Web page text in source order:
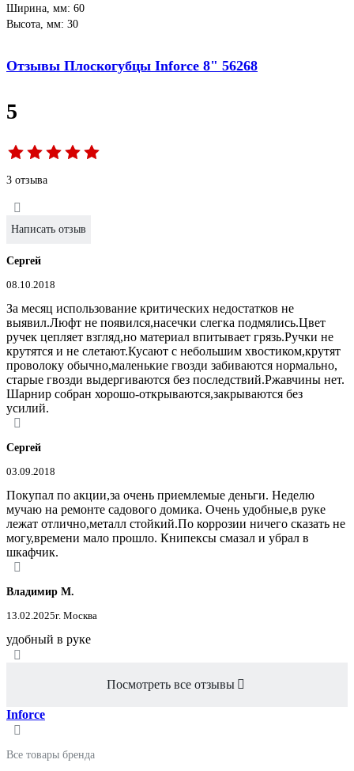
Ширина, мм: 60
Высота, мм: 30
Отзывы Плоскогубцы Inforce 8" 56268
5
3 отзыва
Написать отзыв
Сергей
08.10.2018
За месяц использование критических недостатков не
выявил.Люфт не появился,насечки слегка подмялись.Цвет
ручек цепляет взгляд,но материал впитывает грязь.Ручки не
крутятся и не слетают.Кусают с небольшим хвостиком,крутят
проволоку обычно,маленькие гвозди забиваются нормально,
старые гвозди выдергиваются без последствий.Ржавчины нет.
Шарнир собран хорошо-открываются,закрываются без
усилий.
Сергей
03.09.2018
Покупал по акции,за очень приемлемые деньги. Неделю
мучаю на ремонте садового домика. Очень удобные,в руке
лежат отлично,металл стойкий.По коррозии ничего сказать не
могу,времени мало прошло. Книпексы смазал и убрал в
шкафчик.
Владимир М.
13.02.2025г. Москва
удобный в руке
Посмотреть все отзывы
Inforce
Все товары бренда